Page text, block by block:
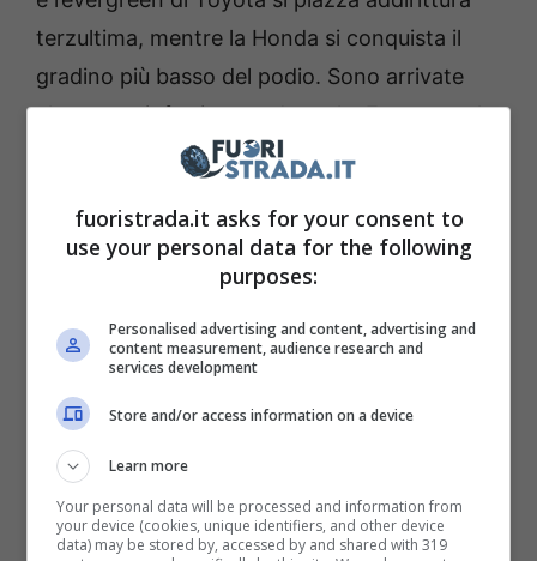
terzultima, mentre la Honda si conquista il
gradino più basso del podio. Sono arrivate
altre auto, infatti, a spodestarle. Ecco tutte le
posizioni dalla prima alla decima.
2023 Mazda CX-5
Hyundai Tucson del 2023
2023 Honda CR-V
Ford Bronco Sport del 2023
2023 Mazda CX-50
fuoristrada.it asks for your consent to
use your personal data for the following
purposes:
Personalised advertising and content, advertising and
content measurement, audience research and
services development
Store and/or access information on a device
Learn more
Your personal data will be processed and information from
your device (cookies, unique identifiers, and other device
data) may be stored by, accessed by and shared with 319